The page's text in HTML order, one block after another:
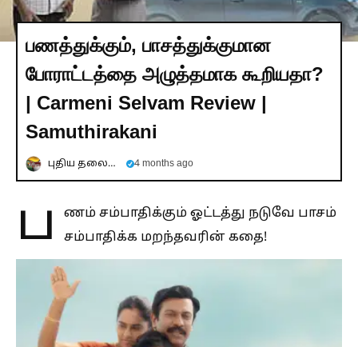
பணத்துக்கும், பாசத்துக்குமான
போராட்டத்தை அழுத்தமாக கூறியதா?
| Carmeni Selvam Review |
Samuthirakani
புதிய தலைமுறை 4 months ago
ப
ணம் சம்பாதிக்கும் ஓட்டத்து நடுவே பாசம்
சம்பாதிக்க மறந்தவரின் கதை!